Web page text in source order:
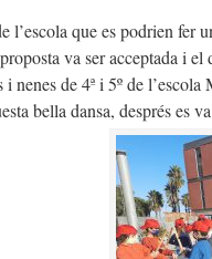
l’escola que es podrien fer
va ser acceptada i
nenes de 4ª i 5º de
bella dansa, després es